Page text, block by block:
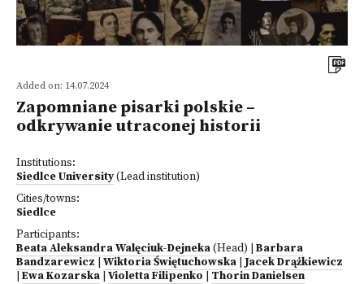
Added on: 14.07.2024
Zapomniane pisarki polskie –
odkrywanie utraconej historii
Institutions:
Siedlce University(Lead institution)
Cities/towns:
Siedlce
Participants:
Beata Aleksandra Walęciuk-Dejneka(Head)
Barbara
Bandzarewicz
Wiktoria Świętuchowska Jacek Drążkiewicz
Ewa Kozarska Violetta Filipenko
Thorin Danielsen